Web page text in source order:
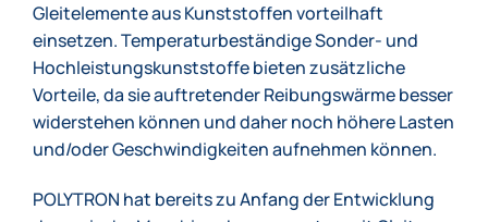
Gleitelemente aus Kunststoffen vorteilhaft
einsetzen. Temperaturbeständige Sonder- und
Hochleistungskunststoffe bieten zusätzliche
Vorteile, da sie auftretender Reibungswärme besser
widerstehen können und daher noch höhere Lasten
und/oder Geschwindigkeiten aufnehmen können.
POLYTRON hat bereits zu Anfang der Entwicklung